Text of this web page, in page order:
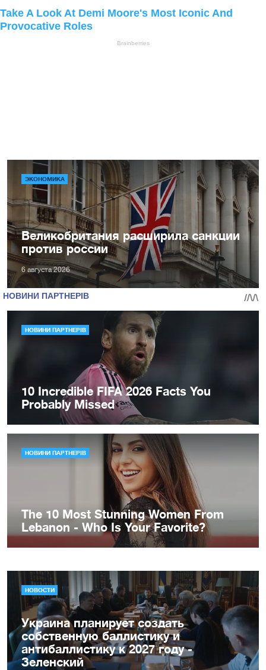
ЭКОНОМИКА
Великобритания расширила санкции
против россии
6 августа 2026
НОВОСТИ
Украина планирует создать
собственную баллистику и
антибаллистику к 2027 году -
Зеленский